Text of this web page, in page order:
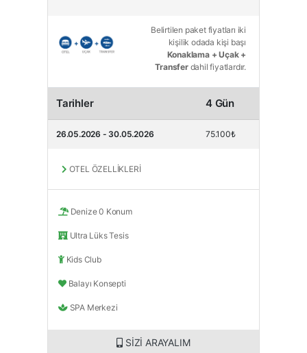
Belirtilen paket fiyatları iki
kişilik odada kişi başı
Konaklama + Uçak +
Transferdahil fiyatlardır.
Tarihler 4 Gün
26.05.2026 - 30.05.2026 75.100₺
OTEL ÖZELLİKLERİ
Denize 0 Konum
Ultra Lüks Tesis
Kids Club
Balayı Konsepti
SPA Merkezi
SİZİ ARAYALIM